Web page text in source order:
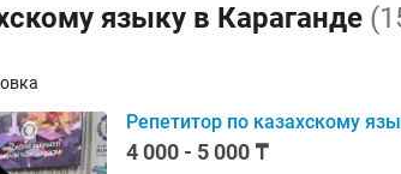
языку в Караганде
Репетитор по казахскому
4 000 - 5 000 ₸